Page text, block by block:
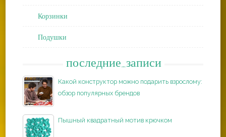
Корзинки
Подушки
последние_записи
Какой конструктор можно подарить взрослому:
обзор популярных брендов
Пышный квадратный мотив крючком